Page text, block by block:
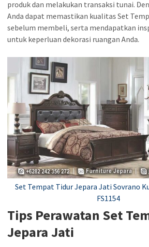
produk dan melakukan transaksi tunai.
Anda dapat memastikan kualitas Set
sebelum membeli, serta mendapatkan
untuk keperluan dekorasi ruangan Anda.
Set Tempat Tidur Jepara Jati Sovrano
FS1154
Tips Perawatan Set
Jepara Jati